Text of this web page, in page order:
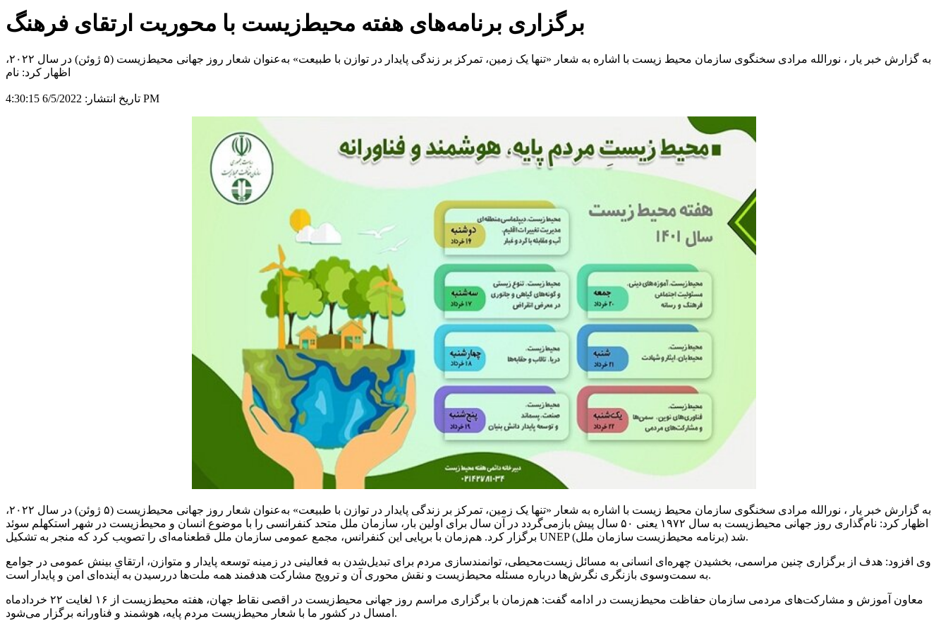
برگزاری برنامه‌های هفته محیط‌زیست با محوریت ارتقای فرهنگ
به گزارش خبر یار ، نورالله مرادی سخنگوی سازمان محیط زیست با اشاره به شعار «تنها یک زمین، تمرکز بر زندگی پایدار در توازن با طبیعت» به‌عنوان شعار روز جهانی محیط‌زیست (۵ ژوئن) در سال ۲۰۲۲،
اظهار کرد: نام
تاریخ انتشار: 6/5/2022 4:30:15 PM
به گزارش خبر یار ، نورالله مرادی سخنگوی سازمان محیط زیست با اشاره به شعار «تنها یک زمین، تمرکز بر زندگی پایدار در توازن با طبیعت» به‌عنوان شعار روز جهانی محیط‌زیست (۵ ژوئن) در سال ۲۰۲۲،
اظهار کرد: نام‌گذاری روز جهانی محیط‌زیست به سال ۱۹۷۲ یعنی ۵۰ سال پیش بازمی‌گردد در آن سال برای اولین بار، سازمان ملل متحد کنفرانسی را با موضوع انسان و محیط‌زیست در شهر استکهلم سوئد
برگزار کرد. هم‌زمان با برپایی این کنفرانس، مجمع عمومی سازمان ملل قطعنامه‌ای را تصویب کرد که منجر به تشکیل UNEP (برنامه محیط‌زیست سازمان ملل) شد.
وی افزود: هدف از برگزاری چنین مراسمی، بخشیدن چهره‌ای انسانی به مسائل زیست‌محیطی، توانمندسازی مردم برای تبدیل‌شدن به فعالینی در زمینه توسعه پایدار و متوازن، ارتقای بینش عمومی در جوامع
به سمت‌وسوی بازنگری نگرش‌ها درباره مسئله محیط‌زیست و نقش محوری آن و ترویج مشارکت هدفمند همه ملت‌ها دررسیدن به آینده‌ای امن و پایدار است.
معاون آموزش و مشارکت‌های مردمی سازمان حفاظت محیط‌زیست در ادامه گفت: هم‌زمان با برگزاری مراسم روز جهانی محیط‌زیست در اقصی نقاط جهان، هفته محیط‌زیست از ۱۶ لغایت ۲۲ خردادماه
امسال در کشور ما با شعار محیط‌زیست مردم پایه، هوشمند و فناورانه برگزار می‌شود.